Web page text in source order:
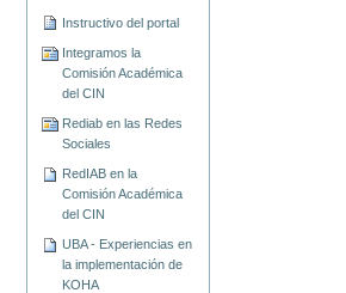
Instructivo del portal
Integramos la
Comisión Académica
del CIN
Rediab en las Redes
Sociales
RedIAB en la
Comisión Académica
del CIN
UBA - Experiencias en
la implementación de
KOHA